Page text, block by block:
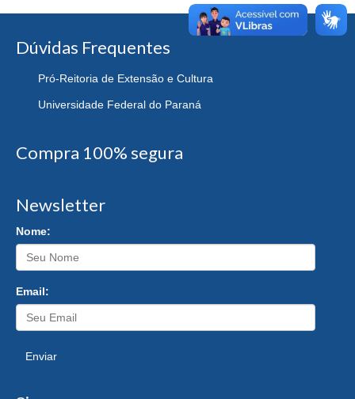
Dúvidas Frequentes
Pró-Reitoria de Extensão e Cultura
Universidade Federal do Paraná
Compra 100% segura
Newsletter
Nome:
Email:
Enviar